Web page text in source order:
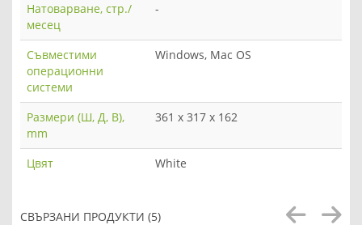
Натоварване, стр./
месец
-
Съвместими
операционни
системи
Windows, Mac OS
Размери (Ш, Д, В),
mm
361 x 317 x 162
Цвят White
СВЪРЗАНИ ПРОДУКТИ (5)